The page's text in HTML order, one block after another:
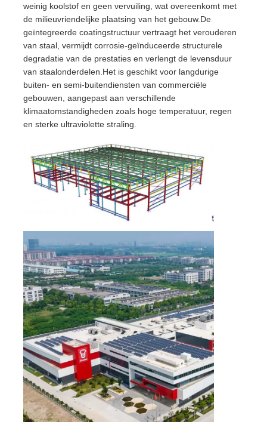
weinig koolstof en geen vervuiling, wat overeenkomt met
de milieuvriendelijke plaatsing van het gebouw.De
geïntegreerde coatingstructuur vertraagt het verouderen
van staal, vermijdt corrosie-geïnduceerde structurele
degradatie van de prestaties en verlengt de levensduur
van staalonderdelen.Het is geschikt voor langdurige
buiten- en semi-buitendiensten van commerciële
gebouwen, aangepast aan verschillende
klimaatomstandigheden zoals hoge temperatuur, regen
en sterke ultraviolette straling.